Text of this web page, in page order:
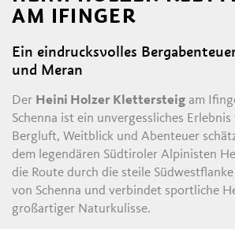
AM IFINGER
Ein eindrucksvolles
und Meran
Der Heini Holzer Klettersteig am
Schenna ist ein unvergessliches
Bergluft, Weitblick und Abenteuer
dem legendären Südtiroler Alpinisten
die Route durch die steile
von Schenna und verbindet sportliche
großartiger Naturkulisse.